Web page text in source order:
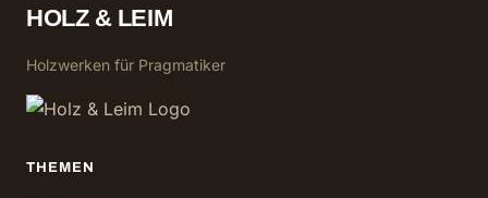
HOLZ & LEIM
Holzwerken für Pragmatiker
THEMEN